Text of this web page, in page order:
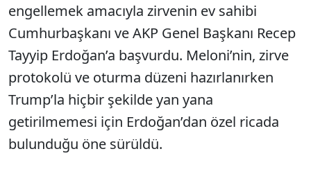
engellemek amacıyla zirvenin ev sahibi
Cumhurbaşkanı ve AKP Genel Başkanı Recep
Tayyip Erdoğan’a başvurdu. Meloni’nin, zirve
protokolü ve oturma düzeni hazırlanırken
Trump’la hiçbir şekilde yan yana
getirilmemesi için Erdoğan’dan özel ricada
bulunduğu öne sürüldü.